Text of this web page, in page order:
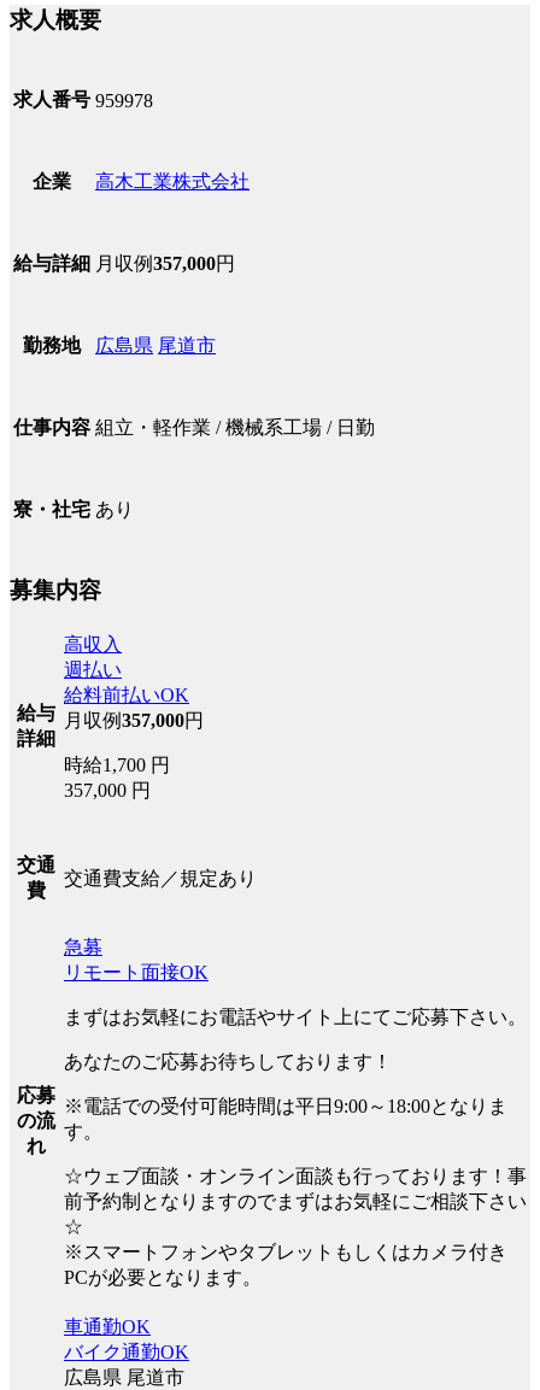
求人概要
求人番号 959978
企業 高木工業株式会社
給与詳細 月収例357,000円
勤務地 広島県 尾道市
仕事内容 組立・軽作業 / 機械系工場 / 日勤
寮・社宅 あり
募集内容
給与
詳細
高収入
週払い
給料前払いOK
月収例357,000円
時給1,700 円
357,000 円
交通
費
交通費支給／規定あり
応募
の流
れ
急募
リモート面接OK
まずはお気軽にお電話やサイト上にてご応募下さい。
あなたのご応募お待ちしております！
※電話での受付可能時間は平日9:00～18:00となりま
す。
☆ウェブ面談・オンライン面談も行っております！事
前予約制となりますのでまずはお気軽にご相談下さい
☆
※スマートフォンやタブレットもしくはカメラ付き
PCが必要となります。
車通勤OK
バイク通勤OK
広島県 尾道市